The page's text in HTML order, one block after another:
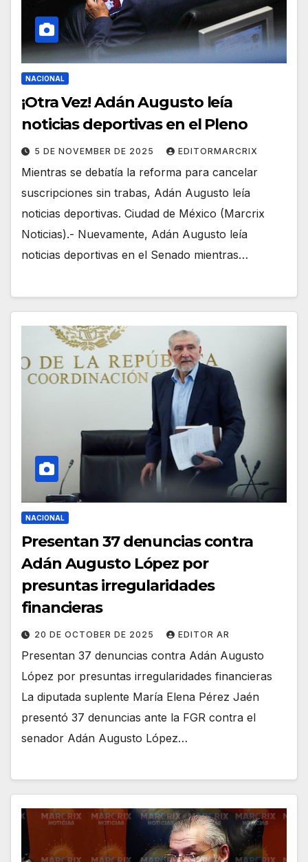
NACIONAL
¡Otra Vez! Adán Augusto leía
noticias deportivas en el Pleno
5 DE NOVEMBER DE 2025 EDITORMARCRIX
Mientras se debatía la reforma para cancelar
suscripciones sin trabas, Adán Augusto leía
noticias deportivas. Ciudad de México (Marcrix
Noticias).- Nuevamente, Adán Augusto leía
noticias deportivas en el Senado mientras…
NACIONAL
Presentan 37 denuncias contra
Adán Augusto López por
presuntas irregularidades
financieras
20 DE OCTOBER DE 2025 EDITOR AR
Presentan 37 denuncias contra Adán Augusto
López por presuntas irregularidades financieras
La diputada suplente María Elena Pérez Jaén
presentó 37 denuncias ante la FGR contra el
senador Adán Augusto López…